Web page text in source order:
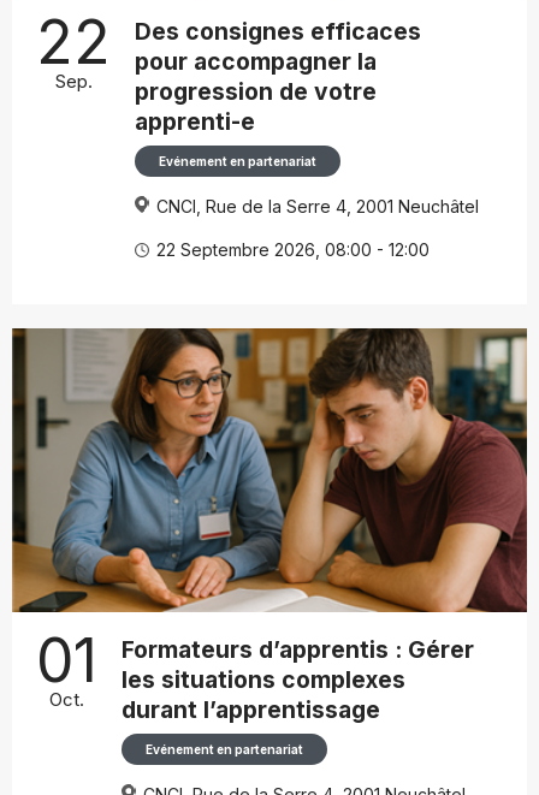
22
Sep.
Des consignes efficaces
pour accompagner la
progression de votre
apprenti-e
Evénement en partenariat
CNCI, Rue de la Serre 4, 2001 Neuchâtel
22 Septembre 2026, 08:00 - 12:00
01
Oct.
Formateurs d’apprentis : Gérer
les situations complexes
durant l’apprentissage
Evénement en partenariat